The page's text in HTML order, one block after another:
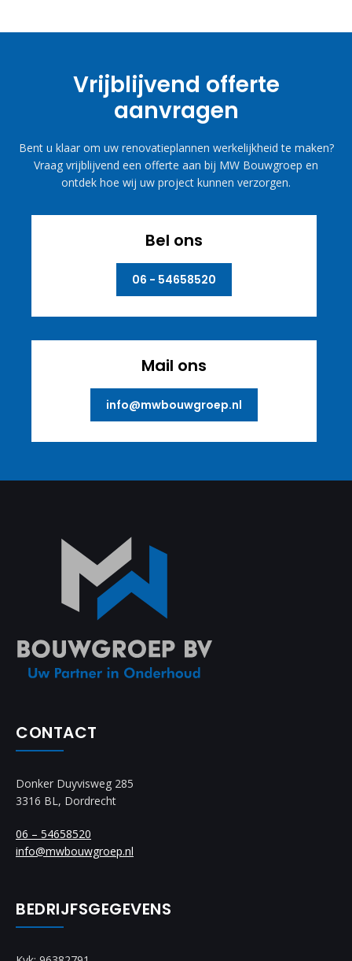
Vrijblijvend offerte
aanvragen
Bent u klaar om uw renovatieplannen werkelijkheid te maken?
Vraag vrijblijvend een offerte aan bij MW Bouwgroep en
ontdek hoe wij uw project kunnen verzorgen.
Bel ons
06 - 54658520
Mail ons
info@mwbouwgroep.nl
CONTACT
Donker Duyvisweg 285
3316 BL, Dordrecht
06 – 54658520
info@mwbouwgroep.nl
BEDRIJFSGEGEVENS